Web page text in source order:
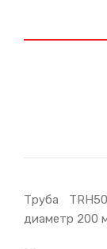
Труба
диаметр 200